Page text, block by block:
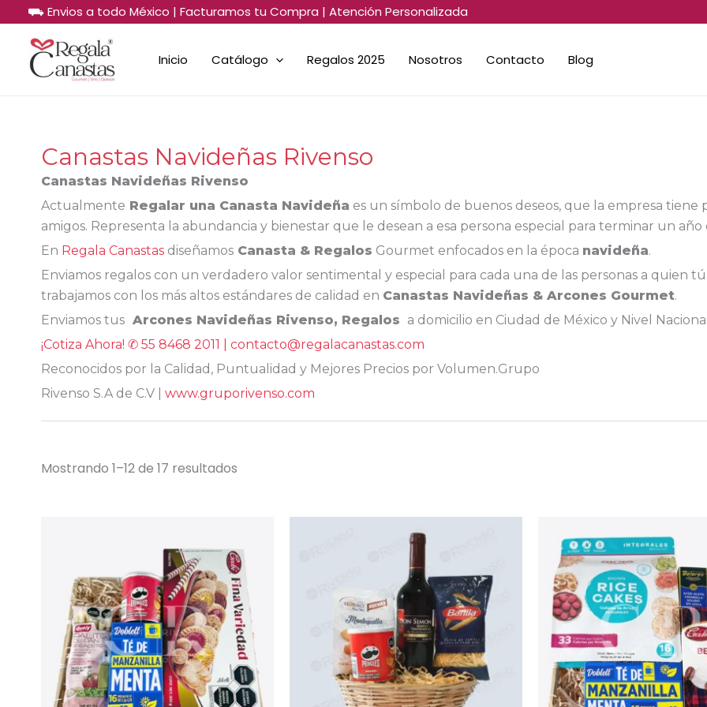
al
contenido
⛟ Envios a todo México | Facturamos tu Compra | Atención Personalizada
Inicio Catálogo Regalos 2025 Nosotros Contacto Blog
Canastas Navideñas Rivenso
Canastas Navideñas Rivenso
Actualmente Regalar una Canasta Navideña es un símbolo de buenos deseos, que la empresa tiene
amigos. Representa la abundancia y bienestar que le desean a esa persona especial para terminar un
En Regala Canastas diseñamos Canasta & Regalos Gourmet enfocados en la época navideña.
Enviamos regalos con un verdadero valor sentimental y especial para cada una de las personas a quien
trabajamos con los más altos estándares de calidad en Canastas Navideñas & Arcones Gourmet.
Enviamos tus Arcones Navideñas Rivenso, Regalos a domicilio en Ciudad de México y Nivel
¡Cotiza Ahora! ✆ 55 8468 2011 | contacto@regalacanastas.com
Reconocidos por la Calidad, Puntualidad y Mejores Precios por Volumen.Grupo
Rivenso S.A de C.V |
www.gruporivenso.com
Mostrando 1–12 de 17 resultados
Sorted
by
to
high